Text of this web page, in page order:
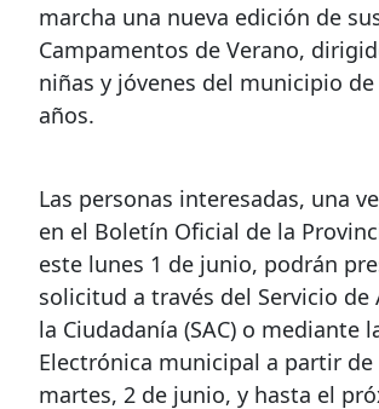
marcha una nueva edición de
Campamentos de Verano,
niñas y jóvenes del municipio
años.
Las personas interesadas, una
en el Boletín Oficial de la
este lunes 1 de junio, podrán
solicitud a través del Servicio de
la Ciudadanía (SAC) o mediante
Electrónica municipal a partir de
martes, 2 de junio, y hasta el